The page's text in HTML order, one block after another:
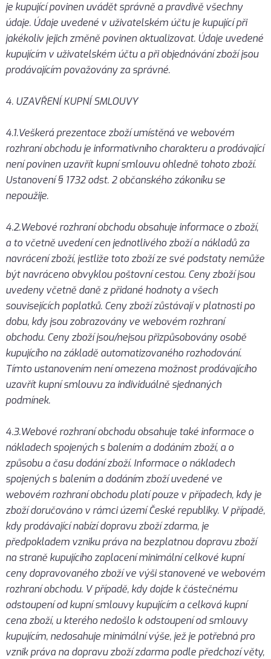
je kupující povinen uvádět správně a pravdivě všechny
údaje. Údaje uvedené v uživatelském účtu je kupující při
jakékoliv jejich změně povinen aktualizovat. Údaje uvedené
kupujícím v uživatelském účtu a při objednávání zboží jsou
prodávajícím považovány za správné.
4. UZAVŘENÍ KUPNÍ SMLOUVY
4.1.Veškerá prezentace zboží umístěná ve webovém
rozhraní obchodu je informativního charakteru a prodávající
není povinen uzavřít kupní smlouvu ohledně tohoto zboží.
Ustanovení § 1732 odst. 2 občanského zákoníku se
nepoužije.
4.2.Webové rozhraní obchodu obsahuje informace o zboží,
a to včetně uvedení cen jednotlivého zboží a nákladů za
navrácení zboží, jestliže toto zboží ze své podstaty nemůže
být navráceno obvyklou poštovní cestou. Ceny zboží jsou
uvedeny včetně daně z přidané hodnoty a všech
souvisejících poplatků. Ceny zboží zůstávají v platnosti po
dobu, kdy jsou zobrazovány ve webovém rozhraní
obchodu. Ceny zboží jsou/nejsou přizpůsobovány osobě
kupujícího na základě automatizovaného rozhodování.
Tímto ustanovením není omezena možnost prodávajícího
uzavřít kupní smlouvu za individuálně sjednaných
podmínek.
4.3.Webové rozhraní obchodu obsahuje také informace o
nákladech spojených s balením a dodáním zboží, a o
způsobu a času dodání zboží. Informace o nákladech
spojených s balením a dodáním zboží uvedené ve
webovém rozhraní obchodu platí pouze v případech, kdy je
zboží doručováno v rámci území České republiky. V případě,
kdy prodávající nabízí dopravu zboží zdarma, je
předpokladem vzniku práva na bezplatnou dopravu zboží
na straně kupujícího zaplacení minimální celkové kupní
ceny dopravovaného zboží ve výši stanovené ve webovém
rozhraní obchodu. V případě, kdy dojde k částečnému
odstoupení od kupní smlouvy kupujícím a celková kupní
cena zboží, u kterého nedošlo k odstoupení od smlouvy
kupujícím, nedosahuje minimální výše, jež je potřebná pro
vznik práva na dopravu zboží zdarma podle předchozí věty,